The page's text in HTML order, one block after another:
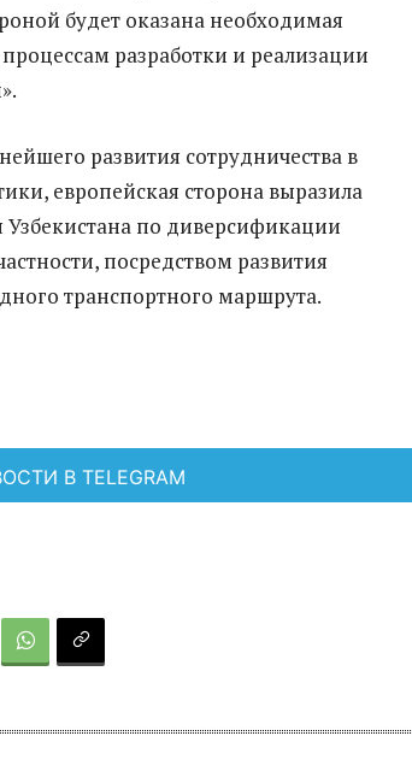
будет оказана необходимая
разработки и реализации
развития сотрудничества в
европейская сторона выразила
Узбекистана по диверсификации
посредством развития
транспортного маршрута.
В TELEGRAM